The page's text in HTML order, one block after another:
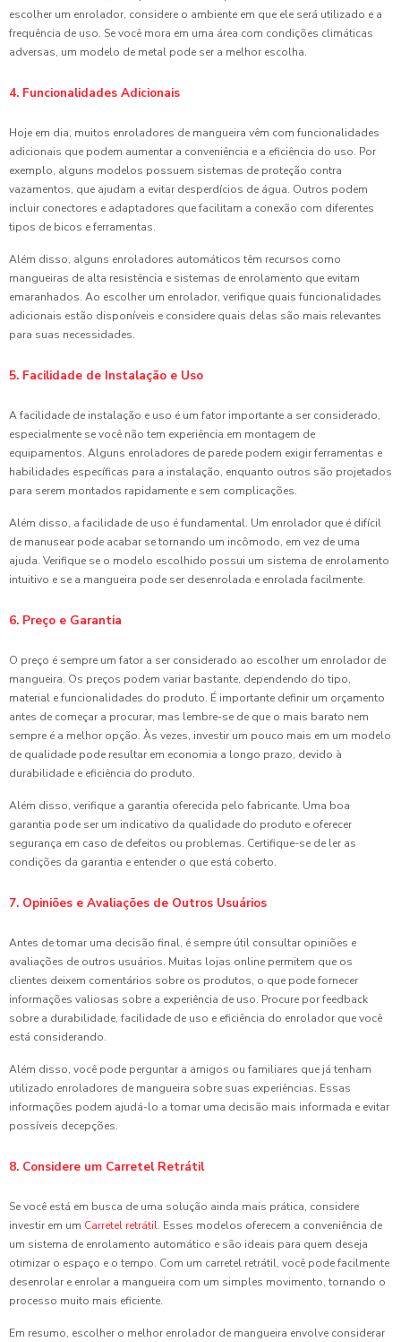
escolher um enrolador, considere o ambiente em que ele será utilizado e a
frequência de uso. Se você mora em uma área com condições climáticas
adversas, um modelo de metal pode ser a melhor escolha.
4. Funcionalidades Adicionais
Hoje em dia, muitos enroladores de mangueira vêm com funcionalidades
adicionais que podem aumentar a conveniência e a eficiência do uso. Por
exemplo, alguns modelos possuem sistemas de proteção contra
vazamentos, que ajudam a evitar desperdícios de água. Outros podem
incluir conectores e adaptadores que facilitam a conexão com diferentes
tipos de bicos e ferramentas.
Além disso, alguns enroladores automáticos têm recursos como
mangueiras de alta resistência e sistemas de enrolamento que evitam
emaranhados. Ao escolher um enrolador, verifique quais funcionalidades
adicionais estão disponíveis e considere quais delas são mais relevantes
para suas necessidades.
5. Facilidade de Instalação e Uso
A facilidade de instalação e uso é um fator importante a ser considerado,
especialmente se você não tem experiência em montagem de
equipamentos. Alguns enroladores de parede podem exigir ferramentas e
habilidades específicas para a instalação, enquanto outros são projetados
para serem montados rapidamente e sem complicações.
Além disso, a facilidade de uso é fundamental. Um enrolador que é difícil
de manusear pode acabar se tornando um incômodo, em vez de uma
ajuda. Verifique se o modelo escolhido possui um sistema de enrolamento
intuitivo e se a mangueira pode ser desenrolada e enrolada facilmente.
6. Preço e Garantia
O preço é sempre um fator a ser considerado ao escolher um enrolador de
mangueira. Os preços podem variar bastante, dependendo do tipo,
material e funcionalidades do produto. É importante definir um orçamento
antes de começar a procurar, mas lembre-se de que o mais barato nem
sempre é a melhor opção. Às vezes, investir um pouco mais em um modelo
de qualidade pode resultar em economia a longo prazo, devido à
durabilidade e eficiência do produto.
Além disso, verifique a garantia oferecida pelo fabricante. Uma boa
garantia pode ser um indicativo da qualidade do produto e oferecer
segurança em caso de defeitos ou problemas. Certifique-se de ler as
condições da garantia e entender o que está coberto.
7. Opiniões e Avaliações de Outros Usuários
Antes de tomar uma decisão final, é sempre útil consultar opiniões e
avaliações de outros usuários. Muitas lojas online permitem que os
clientes deixem comentários sobre os produtos, o que pode fornecer
informações valiosas sobre a experiência de uso. Procure por feedback
sobre a durabilidade, facilidade de uso e eficiência do enrolador que você
está considerando.
Além disso, você pode perguntar a amigos ou familiares que já tenham
utilizado enroladores de mangueira sobre suas experiências. Essas
informações podem ajudá-lo a tomar uma decisão mais informada e evitar
possíveis decepções.
8. Considere um Carretel Retrátil
Se você está em busca de uma solução ainda mais prática, considere
investir em um Carretel retrátil. Esses modelos oferecem a conveniência de
um sistema de enrolamento automático e são ideais para quem deseja
otimizar o espaço e o tempo. Com um carretel retrátil, você pode facilmente
desenrolar e enrolar a mangueira com um simples movimento, tornando o
processo muito mais eficiente.
Em resumo, escolher o melhor enrolador de mangueira envolve considerar